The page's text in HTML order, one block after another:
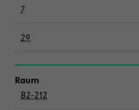
7
29
B2-212